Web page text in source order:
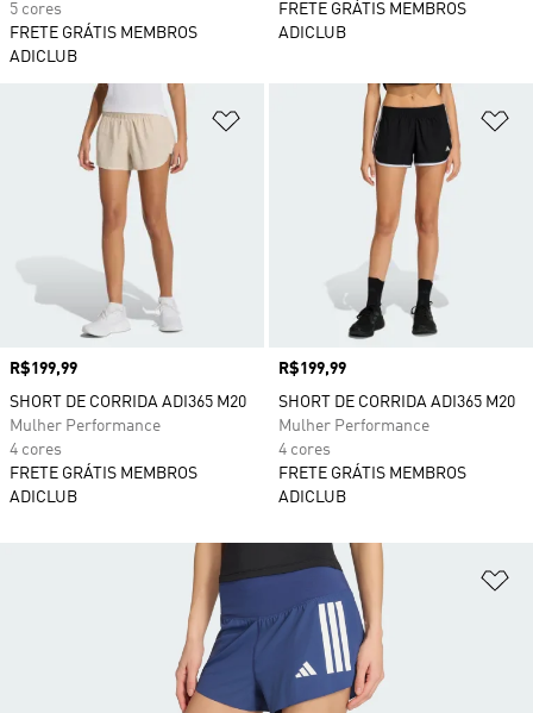
5 cores
FRETE GRÁTIS MEMBROS
ADICLUB
FRETE GRÁTIS MEMBROS
ADICLUB
Adicionar à Lista de Desejos
Preço
R$199,99
SHORT DE CORRIDA ADI365 M20
Mulher Performance
4 cores
FRETE GRÁTIS MEMBROS
ADICLUB
Preço
R$199,99
SHORT DE CORRIDA ADI365 M20
Mulher Performance
4 cores
FRETE GRÁTIS MEMBROS
ADICLUB